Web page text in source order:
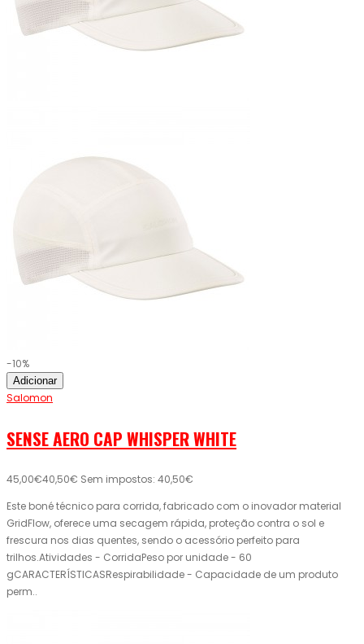
-10%
Adicionar
Salomon
SENSE AERO CAP WHISPER WHITE
45,00€40,50€ Sem impostos: 40,50€
Este boné técnico para corrida, fabricado com o inovador material
GridFlow, oferece uma secagem rápida, proteção contra o sol e
frescura nos dias quentes, sendo o acessório perfeito para
trilhos.Atividades - CorridaPeso por unidade - 60
gCARACTERÍSTICASRespirabilidade - Capacidade de um produto
perm..